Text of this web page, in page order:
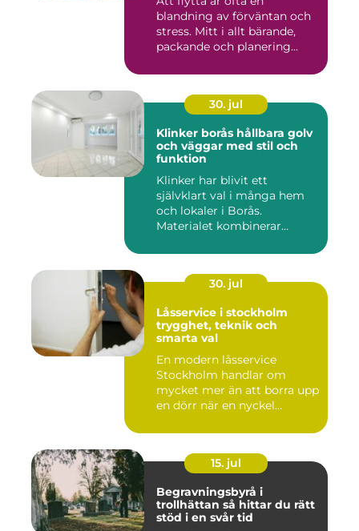
blandning av förväntan och
stress. Mitt i allt bärande,
packande och planering...
30. jul
Klinker borås hållbara golv
och väggar med stil och
funktion
Klinker har blivit ett
självklart val i många hem
och lokaler i Borås.
Materialet kombinerar
30. jul
Låsservice i stockholm
trygghet, teknik och
smarta val
En modern låsservice
Stockholm handlar om
mycket mer än att borra upp
en dörr när en nyckel
15. jul
Begravningsbyrå i
trollhättan så hittar du rätt
stöd i en svår tid